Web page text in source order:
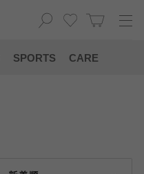
SPORTS CARE